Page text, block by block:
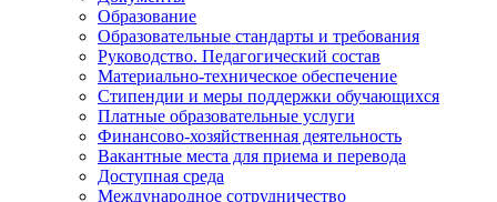
Образование
Образовательные стандарты и требования
Руководство. Педагогический состав
Материально-техническое обеспечение
Стипендии и меры поддержки обучающихся
Платные образовательные услуги
Финансово-хозяйственная деятельность
Вакантные места для приема и перевода
Доступная среда
Международное сотрудничество